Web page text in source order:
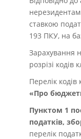
ставкою
193 ПКУ, на
Зарахування
розрізі кодів
Перелік
«Про
Пунктом 1
податків,
перелік